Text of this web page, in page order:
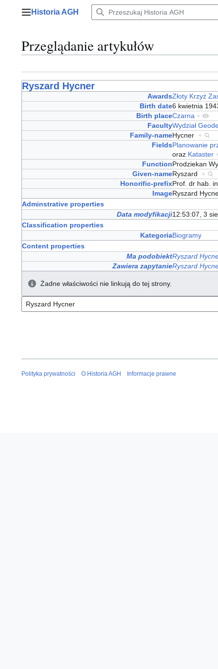
Menu główne
Historia AGH
Przeglądanie artykułów
Ryszard Hycner
AwardsZłoty Krzyż
Birth date6 kwietnia
Birth placeCzarna +
FacultyWydział
Family-nameHycner +
FieldsPlanowanie
oraz Kataster
FunctionProdziekan
Given-nameRyszard +
Honorific-prefixProf. dr hab.
ImageRyszard
Adminstrative properties
Data modyfikacji12:53:07, 3
Classification properties
KategoriaBiogramy
Content properties
Ma podobiektRyszard
Zawiera zapytanieRyszard
Żadne właściwości nie linkują do tej strony.
Polityka prywatności O Historia AGH Informacje prawne